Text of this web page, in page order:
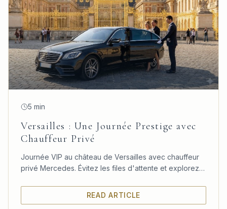
5 min
Versailles : Une Journée Prestige avec
Chauffeur Privé
Journée VIP au château de Versailles avec chauffeur
privé Mercedes. Évitez les files d'attente et explorez
READ ARTICLE